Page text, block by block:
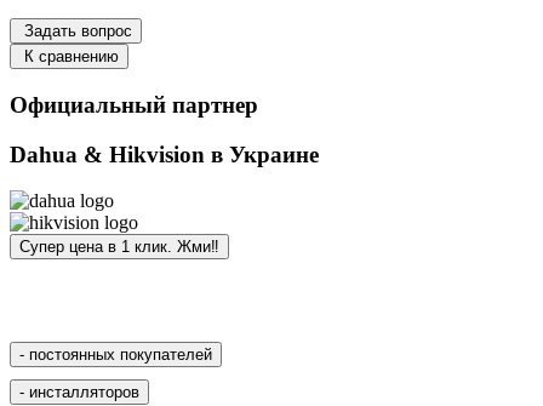
Задать вопрос
К сравнению
Официальный партнер
Dahua & Hikvision в Украине